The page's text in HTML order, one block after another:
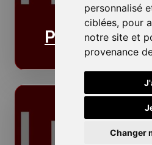
personnalisé
ciblées, pour
notre site et
provenance
Changer
Plafonds